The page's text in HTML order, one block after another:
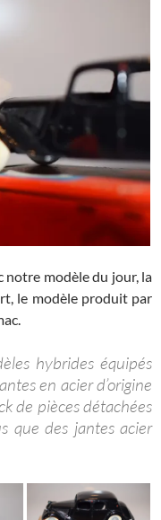
notre modèle du jour, la
le modèle produit par
hybrides équipés
en acier d’origine
de pièces détachées
que des jantes acier